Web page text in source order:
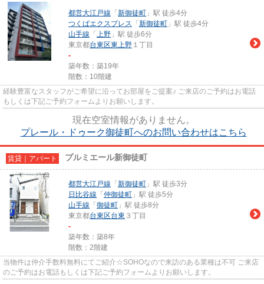
都営大江戸線 「 新御徒町 」駅 徒歩4分
つくばエクスプレス 「 新御徒町 」駅 徒歩4分
山手線 「 上野 」駅 徒歩6分
東京都台東区東上野 １丁目
-
築年数：築19年
階数：10階建
経験豊富なスタッフがご希望に沿ってお部屋をご提案♪ ご来店のご予約はお電話
もしくは下記ご予約フォームよりお願いします。
現在空室情報がありません。
プレール・ドゥーク御徒町へのお問い合わせはこちら
賃貸｜アパート プルミエール新御徒町
都営大江戸線 「 新御徒町 」駅 徒歩3分
日比谷線 「 仲御徒町 」駅 徒歩5分
山手線 「 御徒町 」駅 徒歩8分
東京都台東区台東 ３丁目
-
築年数：築8年
階数：2階建
当物件は仲介手数料無料にてご紹介☆SOHOなので来訪のある業種は不可 ご来店
のご予約はお電話もしくは下記ご予約フォームよりお願いします。